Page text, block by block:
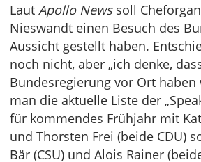
Laut Apollo News soll
Nieswandt einen Besuch des
Aussicht gestellt haben.
noch nicht, aber „ich denke,
Bundesregierung vor Ort
man die aktuelle Liste der
für kommendes Frühjahr mit
und Thorsten Frei (beide CDU)
Bär (CSU) und Alois Rainer